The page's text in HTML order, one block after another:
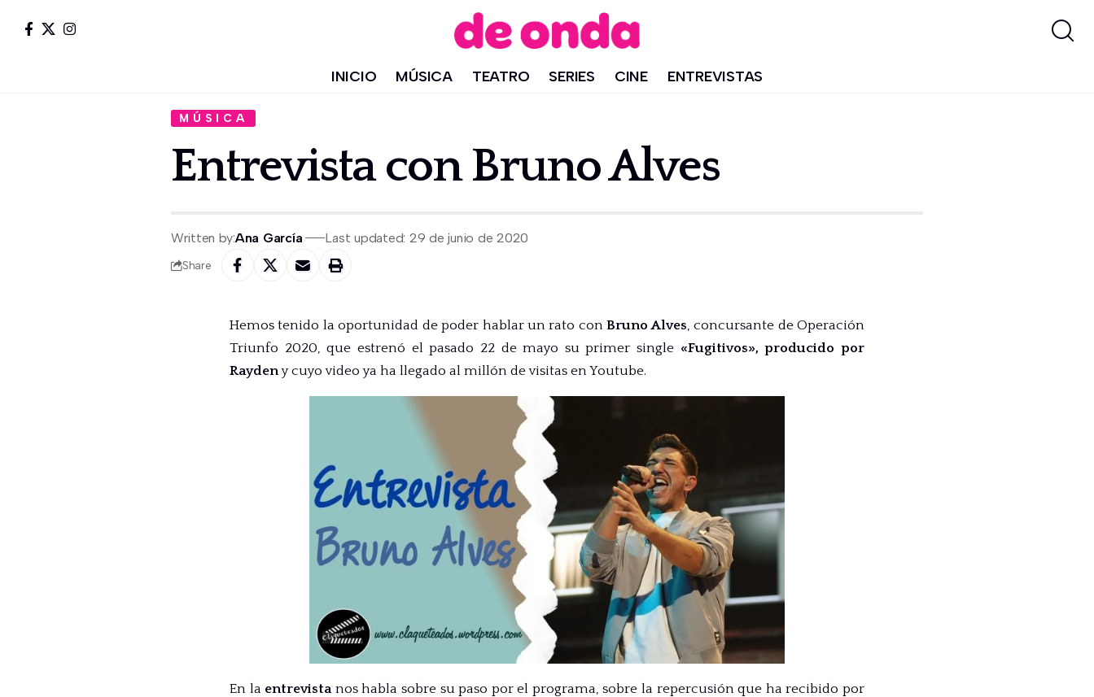
INICIO MÚSICA TEATRO SERIES CINE ENTREVISTAS
MÚSICA
Entrevista con Bruno Alves
Written by:Ana García Last updated: 29 de junio de 2020
Share
Hemos tenido la oportunidad de poder hablar un rato conBruno Alves, concursante de Operación
Triunfo 2020, que estrenó el pasado 22 de mayo su primer single «Fugitivos», producido por
Raydeny cuyo video ya ha llegado al millón de visitas en Youtube.
En la entrevista nos habla sobre su paso por el programa, sobre la repercusión que ha recibido por